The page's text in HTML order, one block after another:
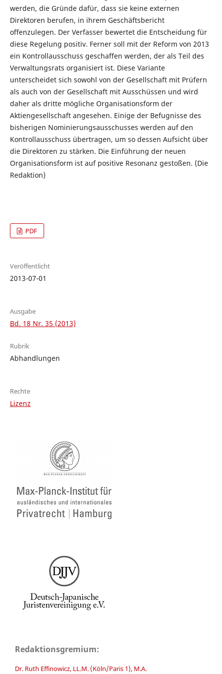
werden, die Gründe dafür, dass sie keine externen
Direktoren berufen, in ihrem Geschäftsbericht
offenzulegen. Der Verfasser bewertet die Entscheidung für
diese Regelung positiv. Ferner soll mit der Reform von 2013
ein Kontrollausschuss geschaffen werden, der als Teil des
Verwaltungsrats organisiert ist. Diese Variante
unterscheidet sich sowohl von der Gesellschaft mit Prüfern
als auch von der Gesellschaft mit Ausschüssen und wird
daher als dritte mögliche Organisationsform der
Aktiengesellschaft angesehen. Einige der Befugnisse des
bisherigen Nominierungsausschusses werden auf den
Kontrollausschuss übertragen, um so dessen Aufsicht über
die Direktoren zu stärken. Die Einführung der neuen
Organisationsform ist auf positive Resonanz gestoßen. (Die
Redaktion)
PDF
Veröffentlicht
2013-07-01
Ausgabe
Bd. 18 Nr. 35 (2013)
Rubrik
Abhandlungen
Rechte
Lizenz
Redaktionsgremium:
Dr. Ruth Effinowicz, LL.M. (Köln/Paris 1), M.A.